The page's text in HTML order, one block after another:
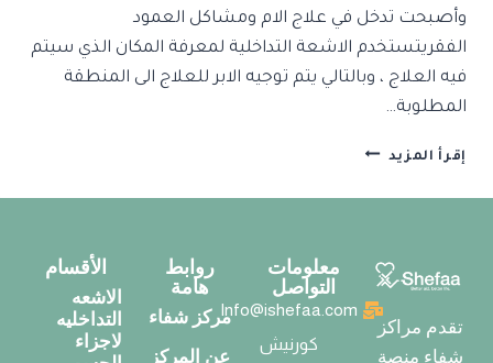
وأصبحت تدخل في علاج الام ومشاكل العمود
الفقريتستخدم الاشعة التداخلية لمعرفة المكان الذي سيتم
فيه العلاج ، وبالتالي يتم توجيه الابر للعلاج الى المنطقة
المطلوبة…
إقرأ المزيد
تقدم مراكز
شفاء منصة
روابط
هامة
مركز شفاء
عن المركز
الأقسام
الاشعه
التداخليه
لاجزاء
معلومات
التواصل
Info@ishefaa.com
كورنيش